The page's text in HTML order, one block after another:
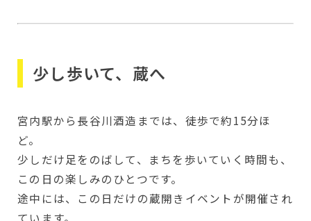
少し歩いて、蔵へ
宮内駅から長谷川酒造までは、徒歩で約15分ほ
ど。
少しだけ足をのばして、まちを歩いていく時間も、
この日の楽しみのひとつです。
途中には、この日だけの蔵開きイベントが開催され
ています。